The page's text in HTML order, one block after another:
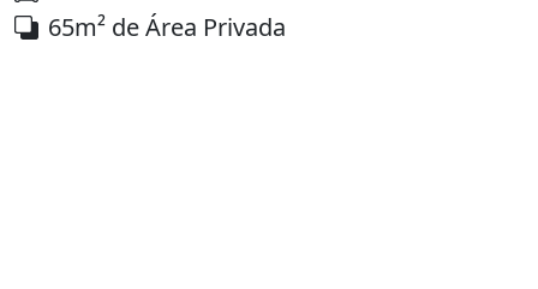
65m² de Área Privada